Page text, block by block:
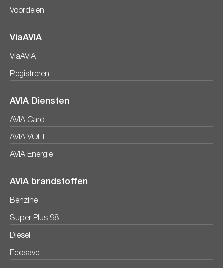
Voordelen
ViaAVIA
ViaAVIA
Registreren
AVIA Diensten
AVIA Card
AVIA VOLT
AVIA Energie
AVIA brandstoffen
Benzine
Super Plus 98
Diesel
Ecosave